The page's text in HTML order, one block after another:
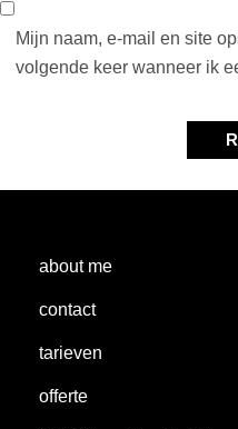
Mijn naam, e-mail en site
volgende keer wanneer ik
about me
contact
tarieven
offerte